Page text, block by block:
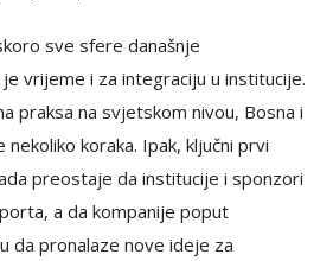
sve sfere današnje
vrijeme i za integraciju u institucije.
praksa na svjetskom nivou, Bosna i
koraka. Ipak, ključni prvi
preostaje da institucije i sponzori
a da kompanije poput
da pronalaze nove ideje za